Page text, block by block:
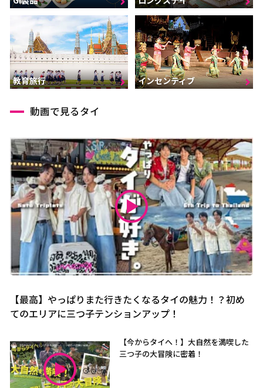
教育旅行 インセンティブ
動画で見るタイ
【最高】やっぱりまた行きたくなるタイの魅力！？初め
てのエリアに三つ子テンションアップ！
【今からタイへ！】大自然を満喫した
三つ子の大冒険に密着！